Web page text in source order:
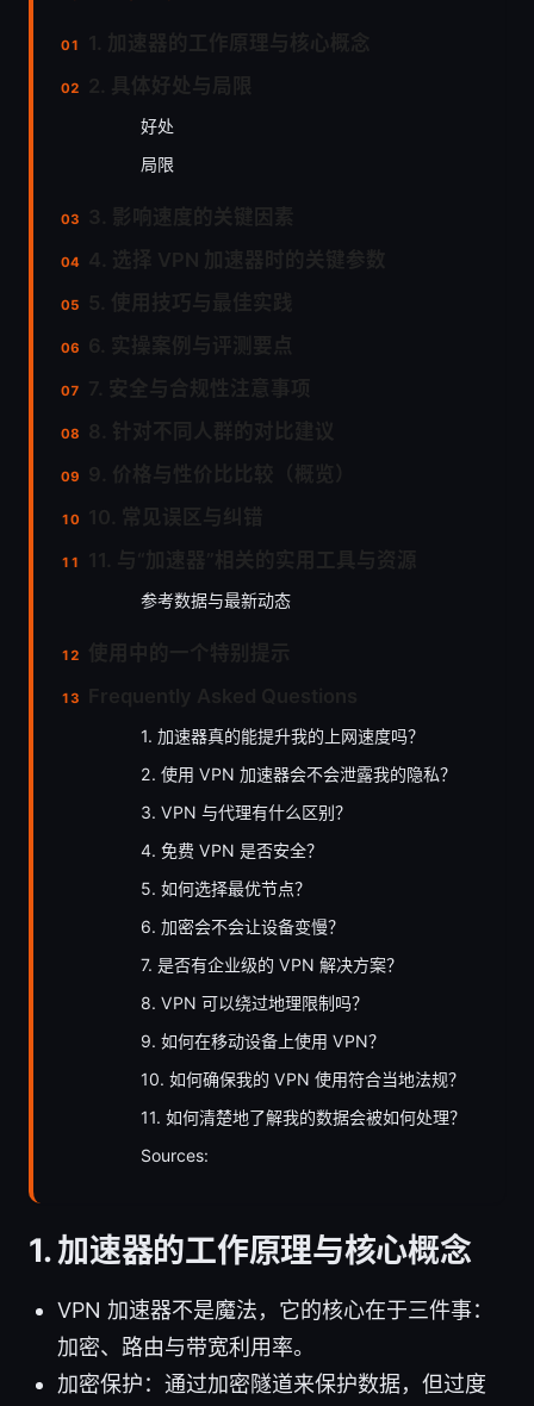
好处
局限
参考数据与最新动态
1. 加速器真的能提升我的上网速度吗？
2. 使用 VPN 加速器会不会泄露我的隐私？
3. VPN 与代理有什么区别？
4. 免费 VPN 是否安全？
5. 如何选择最优节点？
6. 加密会不会让设备变慢？
7. 是否有企业级的 VPN 解决方案？
8. VPN 可以绕过地理限制吗？
9. 如何在移动设备上使用 VPN？
10. 如何确保我的 VPN 使用符合当地法规？
11. 如何清楚地了解我的数据会被如何处理？
Sources:
1. 加速器的工作原理与核心概念
VPN 加速器不是魔法，它的核心在于三件事：
加密、路由与带宽利用率。
加密保护：通过加密隧道来保护数据，但过度